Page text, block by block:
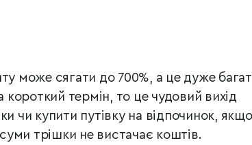
може сягати до 700%, а це дуже
короткий термін, то це чудовий вихід
чи купити путівку на відпочинок, якщо
трішки не вистачає коштів.